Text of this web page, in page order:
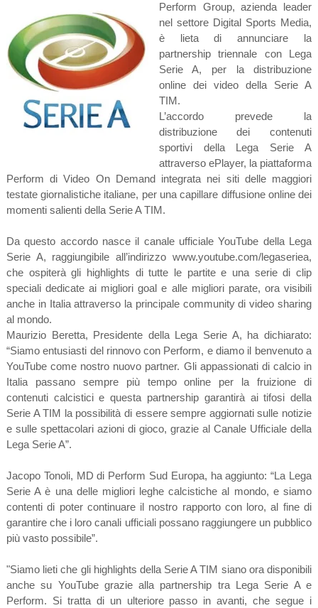
Perform Group, azienda leader
nel settore Digital Sports Media,
è lieta di annunciare la
partnership triennale con Lega
Serie A, per la distribuzione
online dei video della Serie A
TIM.
L’accordo prevede la
distribuzione dei contenuti
sportivi della Lega Serie A
attraverso ePlayer, la piattaforma
Perform di Video On Demand integrata nei siti delle maggiori
testate giornalistiche italiane, per una capillare diffusione online dei
momenti salienti della Serie A TIM.
Da questo accordo nasce il canale ufficiale YouTube della Lega
Serie A, raggiungibile all’indirizzo www.youtube.com/legaseriea,
che ospiterà gli highlights di tutte le partite e una serie di clip
speciali dedicate ai migliori goal e alle migliori parate, ora visibili
anche in Italia attraverso la principale community di video sharing
al mondo.
Maurizio Beretta, Presidente della Lega Serie A, ha dichiarato:
“Siamo entusiasti del rinnovo con Perform, e diamo il benvenuto a
YouTube come nostro nuovo partner. Gli appassionati di calcio in
Italia passano sempre più tempo online per la fruizione di
contenuti calcistici e questa partnership garantirà ai tifosi della
Serie A TIM la possibilità di essere sempre aggiornati sulle notizie
e sulle spettacolari azioni di gioco, grazie al Canale Ufficiale della
Lega Serie A”.
Jacopo Tonoli, MD di Perform Sud Europa, ha aggiunto: “La Lega
Serie A è una delle migliori leghe calcistiche al mondo, e siamo
contenti di poter continuare il nostro rapporto con loro, al fine di
garantire che i loro canali ufficiali possano raggiungere un pubblico
più vasto possibile”.
"Siamo lieti che gli highlights della Serie A TIM siano ora disponibili
anche su YouTube grazie alla partnership tra Lega Serie A e
Perform. Si tratta di un ulteriore passo in avanti, che segue i